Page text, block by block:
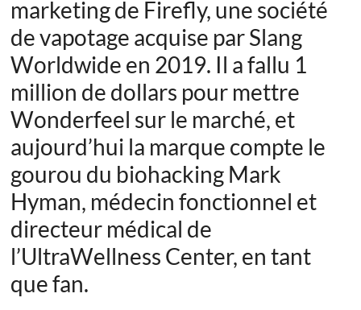
marketing de Firefly, une société
de vapotage acquise par Slang
Worldwide en 2019. Il a fallu 1
million de dollars pour mettre
Wonderfeel sur le marché, et
aujourd’hui la marque compte le
gourou du biohacking Mark
Hyman, médecin fonctionnel et
directeur médical de
l’UltraWellness Center, en tant
que fan.